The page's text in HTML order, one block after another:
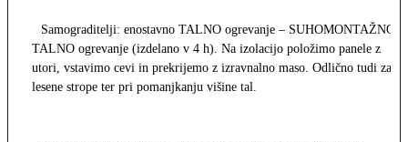
Samograditelji: enostavno TALNO ogrevanje – SUHOMONTAŽNO
TALNO ogrevanje (izdelano v 4 h). Na izolacijo položimo panele z
utori, vstavimo cevi in prekrijemo z izravnalno maso. Odlično tudi za
lesene strope ter pri pomanjkanju višine tal.